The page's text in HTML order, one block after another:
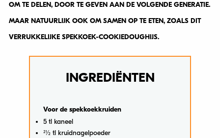
OM TE DELEN, DOOR TE GEVEN AAN DE VOLGENDE GENERATIE.
MAAR NATUURLIJK OOK OM SAMEN OP TE ETEN, ZOALS DIT
VERRUKKELIJKE SPEKKOEK-COOKIEDOUGHIJS.
INGREDIËNTEN
Voor de spekkoekkruiden
5 tl kaneel
21⁄2 tl kruidnagelpoeder